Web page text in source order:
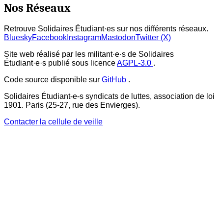
Nos Réseaux
Retrouve Solidaires Étudiant·es sur nos différents réseaux.
BlueskyFacebook InstagramMastodonTwitter (X)
Site web réalisé par les militant·e·s de Solidaires
Étudiant·e·s publié sous licenceAGPL-3.0 .
Code source disponible sur GitHub .
Solidaires Étudiant-e-s syndicats de luttes, association de loi
1901. Paris (25-27, rue des Envierges).
Contacter la cellule de veille